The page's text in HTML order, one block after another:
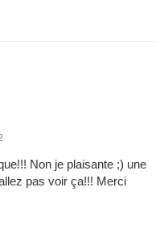
Non je plaisante ;) une
pas voir ça!!! Merci